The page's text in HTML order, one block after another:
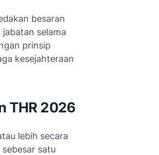
besaran
selama
prinsip
kesejahteraan
THR 2026
lebih secara
satu